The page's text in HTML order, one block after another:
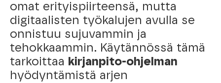
omat erityispiirteensä, mutta
digitaalisten työkalujen avulla se
onnistuu sujuvammin ja
tehokkaammin. Käytännössä tämä
tarkoittaa kirjanpito-ohjelman
hyödyntämistä arjen